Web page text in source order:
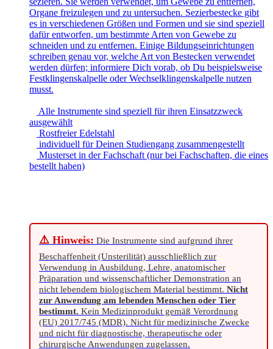
Organe freizulegen und zu untersuchen. Sezierbestecke gibt
es in verschiedenen Größen und Formen und sie sind speziell
dafür entworfen, um bestimmte Arten von Gewebe zu
schneiden und zu entfernen. Einige Bildungseinrichtungen
schreiben genau vor, welche Art von Bestecken verwendet
werden dürfen; informiere Dich vorab, ob Du beispielsweise
Festklingenskalpelle oder Wechselklingenskalpelle nutzen
musst.
Alle Instrumente sind speziell für ihren Einsatzzweck
ausgewählt
Rostfreier Edelstahl
individuell für Deinen Studiengang zusammengestellt
Musterset in der Fachschaft (nur bei Fachschaften, die eines
bestellt haben)
⚠️ Hinweis: Die Instrumente sind aufgrund ihrer
Beschaffenheit (Unsterilität) ausschließlich zur
Verwendung in Ausbildung, Lehre, anatomischer
Präparation und wissenschaftlicher Demonstration an
nicht lebendem biologischem Material bestimmt. Nicht
zur Anwendung am lebenden Menschen oder Tier
bestimmt. Kein Medizinprodukt gemäß Verordnung
(EU) 2017/745 (MDR). Nicht für medizinische Zwecke
und nicht für diagnostische, therapeutische oder
chirurgische Anwendungen zugelassen.